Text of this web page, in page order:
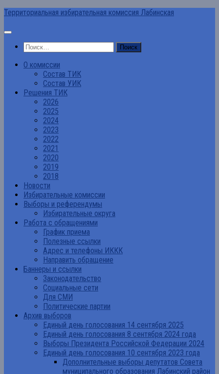
Перейти
содержимому
Территориальная избирательная комиссия Лабинская
Найти:
О комиссии
Состав ТИК
Состав УИК
Решения ТИК
2026
2025
2024
2023
2022
2021
2020
2019
2018
Новости
Избирательные комиссии
Выборы и референдумы
Избирательные округа
Работа с обращениями
График приема
Полезные ссылки
Адрес и телефоны ИККК
Направить обращение
Баннеры и ссылки
Законодательство
Социальные сети
Для СМИ
Политические партии
Архив выборов
Единый день голосования 14 сентября 2025
Единый день голосования 8 сентября 2024 года
Выборы Президента Российской Федерации 2024
Единый день голосования 10 сентября 2023 года
Дополнительные выборы депутатов Совета
муниципального образования Лабинский район